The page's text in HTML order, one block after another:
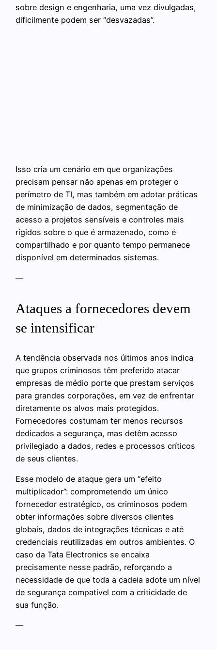
sobre design e engenharia, uma vez divulgadas,
dificilmente podem ser “desvazadas”.
Isso cria um cenário em que organizações
precisam pensar não apenas em proteger o
perímetro de TI, mas também em adotar práticas
de minimização de dados, segmentação de
acesso a projetos sensíveis e controles mais
rígidos sobre o que é armazenado, como é
compartilhado e por quanto tempo permanece
disponível em determinados sistemas.
—
Ataques a fornecedores devem
se intensificar
A tendência observada nos últimos anos indica
que grupos criminosos têm preferido atacar
empresas de médio porte que prestam serviços
para grandes corporações, em vez de enfrentar
diretamente os alvos mais protegidos.
Fornecedores costumam ter menos recursos
dedicados a segurança, mas detêm acesso
privilegiado a dados, redes e processos críticos
de seus clientes.
Esse modelo de ataque gera um “efeito
multiplicador”: comprometendo um único
fornecedor estratégico, os criminosos podem
obter informações sobre diversos clientes
globais, dados de integrações técnicas e até
credenciais reutilizadas em outros ambientes. O
caso da Tata Electronics se encaixa
precisamente nesse padrão, reforçando a
necessidade de que toda a cadeia adote um nível
de segurança compatível com a criticidade de
sua função.
—